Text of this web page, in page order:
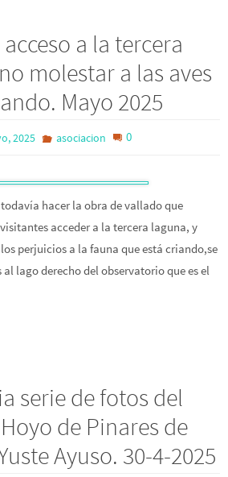
a la tercera
molestar a las aves
Mayo 2025
2025 asociacion 0
hacer la obra de vallado que
acceder a la tercera laguna, y
perjuicios a la fauna que está criando,se
lago derecho del observatorio que es el
serie de fotos del
de Pinares de
Ayuso. 30-4-2025